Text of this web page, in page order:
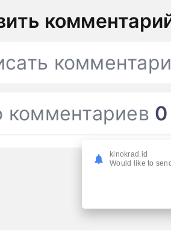
комментариев 0
kinokrad.id
Would like to